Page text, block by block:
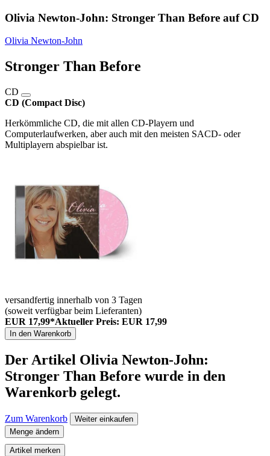
Olivia Newton-John: Stronger Than Before auf CD
Olivia Newton-John
Stronger Than Before
CD
CD (Compact Disc)
Herkömmliche CD, die mit allen CD-Playern und
Computerlaufwerken, aber auch mit den meisten SACD- oder
Multiplayern abspielbar ist.
versandfertig innerhalb von 3 Tagen
(soweit verfügbar beim Lieferanten)
EUR 17,99*Aktueller Preis: EUR 17,99
In den Warenkorb
Der Artikel Olivia Newton-John:
Stronger Than Before wurde in den
Warenkorb gelegt.
Zum Warenkorb
Weiter einkaufen
Menge ändern
Artikel merken